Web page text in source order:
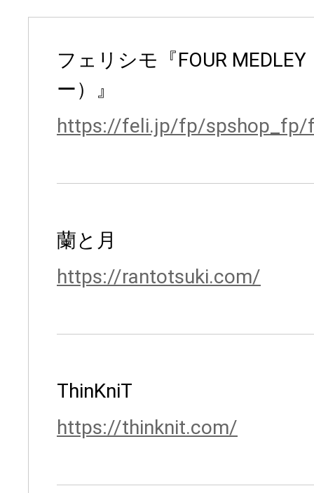
フェリシモ『FOUR
ー）』
https://feli.jp/fp/spshop_fp/
蘭と月
https://rantotsuki.com/
ThinKniT
https://thinknit.com/